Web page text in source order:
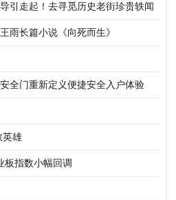
引走起！去寻觅历史老街珍贵轶闻
长篇小说《向死而生》
全门重新定义便捷安全入户体验
英雄
板指数小幅回调